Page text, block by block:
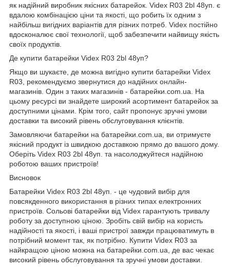
як надійний виробник якісних батарейок. Videx R03 2bl 48уп. є
вдалою комбінацією ціни та якості, що робить їх одним з
найбільш вигідних варіантів для різних потреб. Videx постійно
вдосконалює свої технології, щоб забезпечити найвищу якість
своїх продуктів.
Де купити батарейки Videx R03 2bl 48уп?
Якщо ви шукаєте, де можна вигідно купити батарейки Videx
R03, рекомендуємо звернутися до надійних онлайн-
магазинів. Один з таких магазинів - батарейки.com.ua. На
цьому ресурсі ви знайдете широкий асортимент батарейок за
доступними цінами. Крім того, сайт пропонує зручні умови
доставки та високий рівень обслуговування клієнтів.
Замовляючи батарейки на батарейки.com.ua, ви отримуєте
якісний продукт із швидкою доставкою прямо до вашого дому.
Оберіть Videx R03 2bl 48уп. та насолоджуйтеся надійною
роботою ваших пристроїв!
Висновок
Батарейки Videx R03 2bl 48уп. - це чудовий вибір для
повсякденного використання в різних типах електронних
пристроїв. Сольові батарейки від Videx гарантують тривалу
роботу за доступною ціною. Зробіть свій вибір на користь
надійності та якості, і ваші пристрої завжди працюватимуть в
потрібний момент так, як потрібно. Купити Videx R03 за
найкращою ціною можна на батарейки.com.ua, де вас чекає
високий рівень обслуговування та зручні умови доставки.